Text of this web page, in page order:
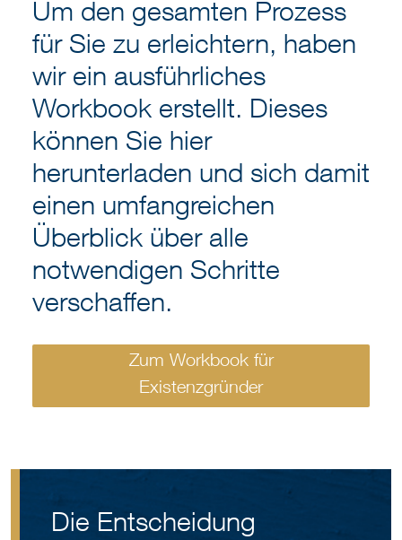
Um den gesamten Prozess
für Sie zu erleichtern, haben
wir ein ausführliches
Workbook erstellt. Dieses
können Sie hier
herunterladen und sich damit
einen umfangreichen
Überblick über alle
notwendigen Schritte
verschaffen.
Zum Workbook für
Existenzgründer
Die Entscheidung